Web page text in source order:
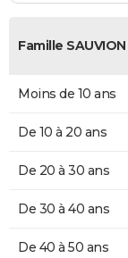
Famille SAUVION
Moins de 10 ans
De 10 à 20 ans
De 20 à 30 ans
De 30 à 40 ans
De 40 à 50 ans